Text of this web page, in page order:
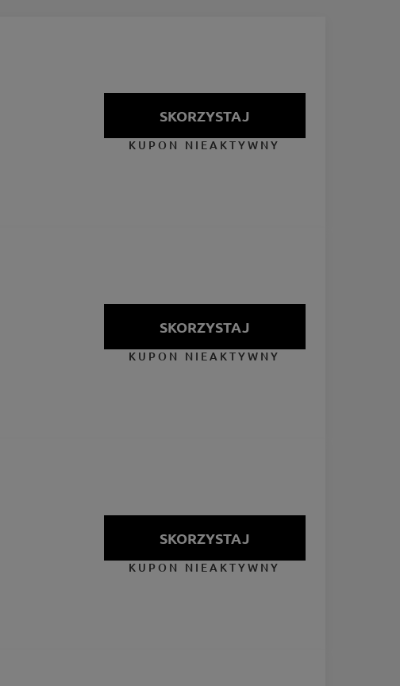
SKORZYSTAJ
KUPON NIEAKTYWNY
SKORZYSTAJ
KUPON NIEAKTYWNY
SKORZYSTAJ
KUPON NIEAKTYWNY